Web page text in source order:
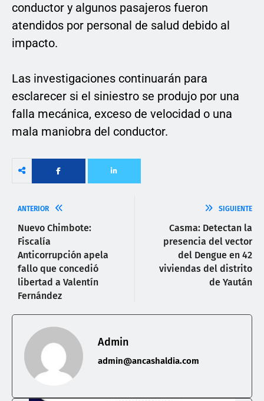
conductor y algunos pasajeros fueron
atendidos por personal de salud debido al
impacto.
Las investigaciones continuarán para
esclarecer si el siniestro se produjo por una
falla mecánica, exceso de velocidad o una
mala maniobra del conductor.
ANTERIOR
Nuevo Chimbote:
Fiscalía
Anticorrupción apela
fallo que concedió
libertad a Valentín
Fernández
SIGUIENTE
Casma: Detectan la
presencia del vector
del Dengue en 42
viviendas del distrito
de Yaután
Admin
admin@ancashaldia.com